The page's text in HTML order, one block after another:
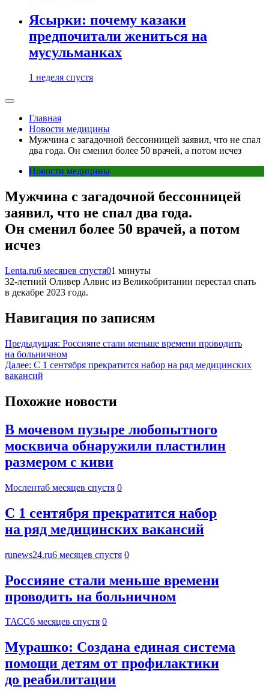
Ясырки: почему казаки
предпочитали жениться на
мусульманках
1 неделя спустя
Главная
Новости медицины
Мужчина с загадочной бессонницей заявил, что не спал
два года. Он сменил более 50 врачей, а потом исчез
Новости медицины
Мужчина с загадочной бессонницей
заявил, что не спал два года.
Он сменил более 50 врачей, а потом
исчез
Lenta.ru6 месяцев спустя01 минуты
32-летний Оливер Алвис из Великобритании перестал спать
в декабре 2023 года.
Навигация по записям
Предыдущая: Россияне стали меньше времени проводить
на больничном
Далее: С 1 сентября прекратится набор на ряд медицинских
вакансий
Похожие новости
В мочевом пузыре любопытного
москвича обнаружили пластилин
размером с киви
Мослента6 месяцев спустя 0
С 1 сентября прекратится набор
на ряд медицинских вакансий
runews24.ru6 месяцев спустя 0
Россияне стали меньше времени
проводить на больничном
ТАСС6 месяцев спустя 0
Мурашко: Создана единая система
помощи детям от профилактики
до реабилитации